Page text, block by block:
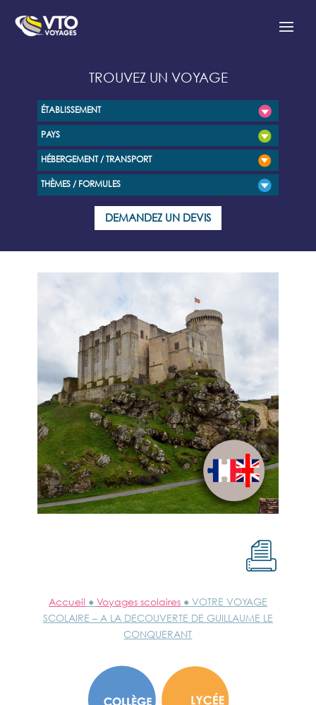
TROUVEZ UN VOYAGE
ÉTABLISSEMENT
PAYS
HÉBERGEMENT / TRANSPORT
THÈMES / FORMULES
DEMANDEZ UN DEVIS
Accueil ● Voyages scolaires● VOTRE VOYAGE
SCOLAIRE – A LA DECOUVERTE DE GUILLAUME LE
CONQUERANT